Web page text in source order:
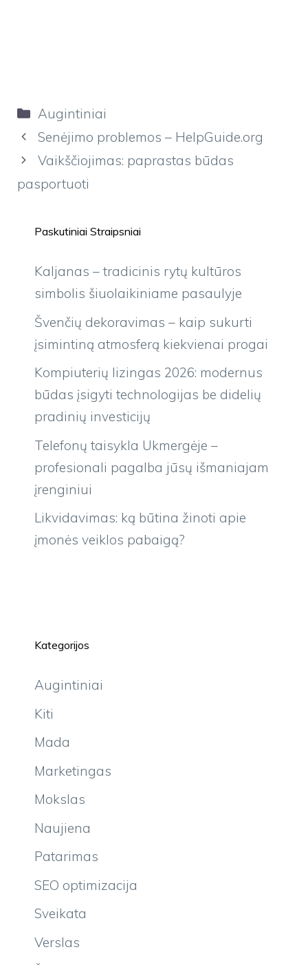
Kategorijos
Augintiniai
Senėjimo problemos – HelpGuide.org
Vaikščiojimas: paprastas būdas
pasportuoti
Paskutiniai Straipsniai
Kaljanas – tradicinis rytų kultūros
simbolis šiuolaikiniame pasaulyje
Švenčių dekoravimas – kaip sukurti
įsimintiną atmosferą kiekvienai progai
Kompiuterių lizingas 2026: modernus
būdas įsigyti technologijas be didelių
pradinių investicijų
Telefonų taisykla Ukmergėje –
profesionali pagalba jūsų išmaniajam
įrenginiui
Likvidavimas: ką būtina žinoti apie
įmonės veiklos pabaigą?
Kategorijos
Augintiniai
Kiti
Mada
Marketingas
Mokslas
Naujiena
Patarimas
SEO optimizacija
Sveikata
Verslas